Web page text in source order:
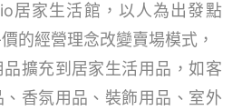
居家生活館，以人為出發點
的經營理念改變賣場模式，
擴充到居家生活用品，如客
香氛用品、裝飾用品、室外